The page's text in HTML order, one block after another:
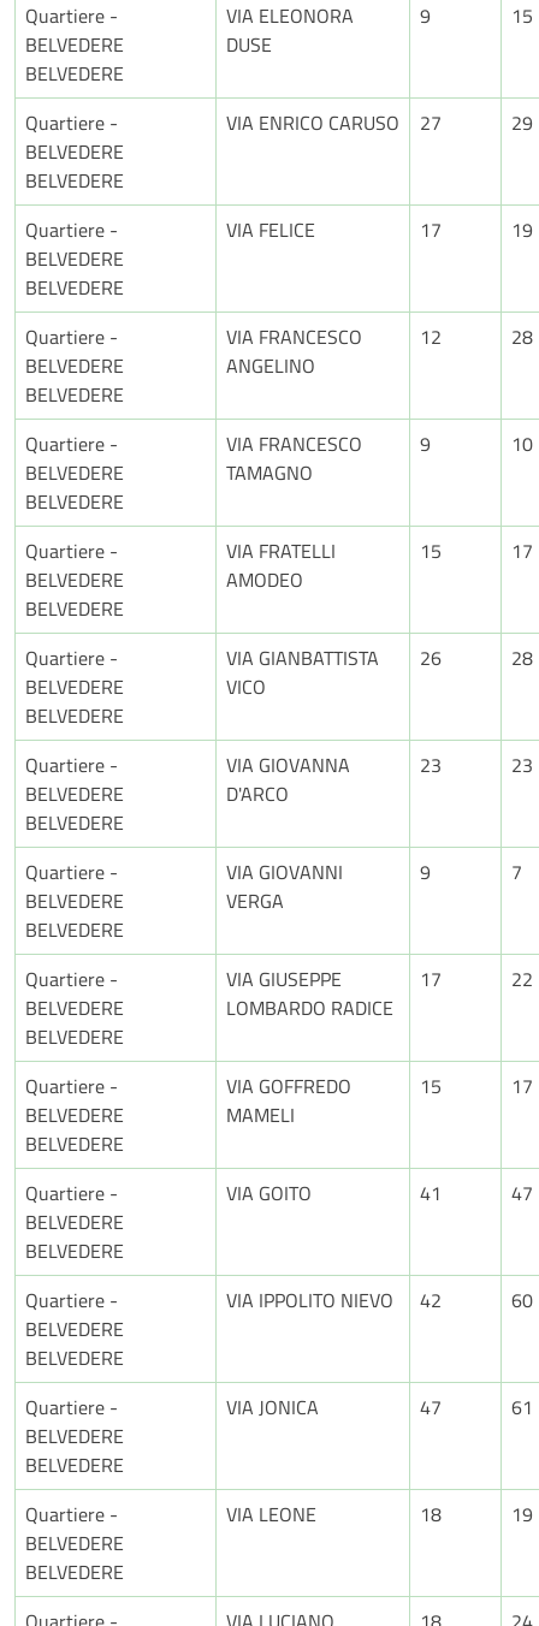
Quartiere -
BELVEDERE
BELVEDERE
VIA ELEONORA
DUSE
9 15
Quartiere -
BELVEDERE
BELVEDERE
VIA ENRICO CARUSO 27 29
Quartiere -
BELVEDERE
BELVEDERE
VIA FELICE 17 19
Quartiere -
BELVEDERE
BELVEDERE
VIA FRANCESCO
ANGELINO
12 28
Quartiere -
BELVEDERE
BELVEDERE
VIA FRANCESCO
TAMAGNO
9 10
Quartiere -
BELVEDERE
BELVEDERE
VIA FRATELLI
AMODEO
15 17
Quartiere -
BELVEDERE
BELVEDERE
VIA GIANBATTISTA
VICO
26 28
Quartiere -
BELVEDERE
BELVEDERE
VIA GIOVANNA
D'ARCO
23 23
Quartiere -
BELVEDERE
BELVEDERE
VIA GIOVANNI
VERGA
9 7
Quartiere -
BELVEDERE
BELVEDERE
VIA GIUSEPPE
LOMBARDO RADICE
17 22
Quartiere -
BELVEDERE
BELVEDERE
VIA GOFFREDO
MAMELI
15 17
Quartiere -
BELVEDERE
BELVEDERE
VIA GOITO 41 47
Quartiere -
BELVEDERE
BELVEDERE
VIA IPPOLITO NIEVO 42 60
Quartiere -
BELVEDERE
BELVEDERE
VIA JONICA 47 61
Quartiere -
BELVEDERE
BELVEDERE
VIA LEONE 18 19